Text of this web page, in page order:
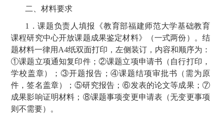
二、材料要求
1．课题负责人填报《教育部福建师范大学基础教育
课程研究中心开放课题成果鉴定材料》（一式两份）。结
题材料一律用A4纸双面打印，左侧装订，内容和顺序为：
①课题立项通知复印件；②课题立项申请书（自行打印，
学校盖章）；③开题报告；④课题结项审批书（需为原
件，签名盖章）；⑤研究报告；⑥发表的论文等成果；⑦
成果影响证明材料；⑧课题事项变更申请表（无变更事项
则不需要）。